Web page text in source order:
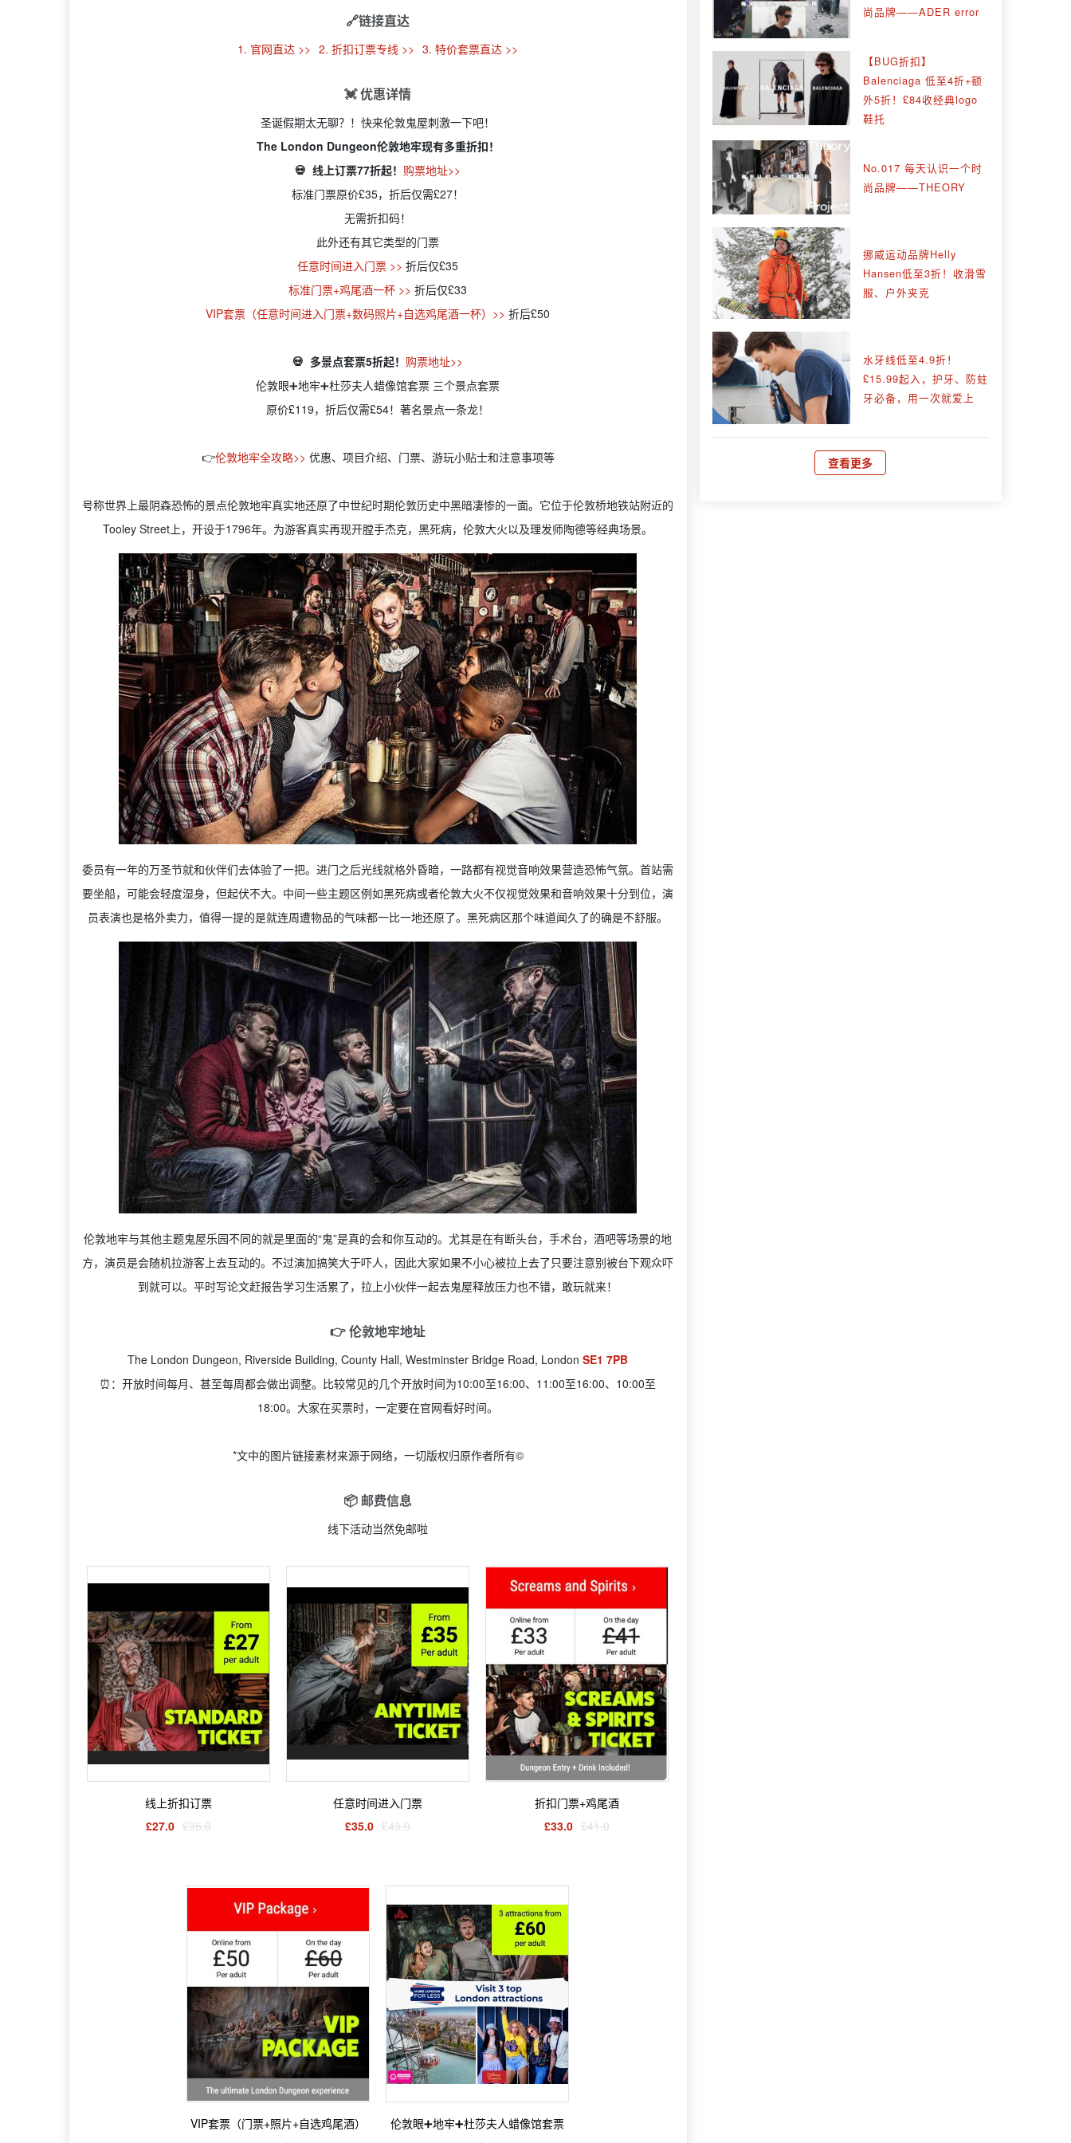
🔗链接直达
1. 官网直达 >> 2. 折扣订票专线 >> 3. 特价套票直达 >>
💓 优惠详情
圣诞假期太无聊？！快来伦敦鬼屋刺激一下吧！
The London Dungeon伦敦地牢现有多重折扣！
💀 线上订票77折起！ 购票地址>>
标准门票原价£35，折后仅需£27！
无需折扣码！
此外还有其它类型的门票
任意时间进入门票 >>折后仅£35
标准门票+鸡尾酒一杯 >> 折后仅£33
VIP套票（任意时间进入门票+数码照片+自选鸡尾酒一杯）>> 折后£50
💀 多景点套票5折起！ 购票地址>>
伦敦眼➕地牢➕杜莎夫人蜡像馆套票 三个景点套票
原价£119，折后仅需£54！著名景点一条龙！
👉伦敦地牢全攻略>> 优惠、项目介绍、门票、游玩小贴士和注意事项等
号称世界上最阴森恐怖的景点伦敦地牢真实地还原了中世纪时期伦敦历史中黑暗凄惨的一面。它位于伦敦桥地铁站附近的
Tooley Street上，开设于1796年。为游客真实再现开膛手杰克，黑死病，伦敦大火以及理发师陶德等经典场景。
委员有一年的万圣节就和伙伴们去体验了一把。进门之后光线就格外昏暗，一路都有视觉音响效果营造恐怖气氛。首站需
要坐船，可能会轻度湿身，但起伏不大。中间一些主题区例如黑死病或者伦敦大火不仅视觉效果和音响效果十分到位，演
员表演也是格外卖力，值得一提的是就连周遭物品的气味都一比一地还原了。黑死病区那个味道闻久了的确是不舒服。
伦敦地牢与其他主题鬼屋乐园不同的就是里面的“鬼”是真的会和你互动的。尤其是在有断头台，手术台，酒吧等场景的地
方，演员是会随机拉游客上去互动的。不过演加搞笑大于吓人，因此大家如果不小心被拉上去了只要注意别被台下观众吓
到就可以。平时写论文赶报告学习生活累了，拉上小伙伴一起去鬼屋释放压力也不错，敢玩就来！
👉 伦敦地牢地址
The London Dungeon, Riverside Building, County Hall, Westminster Bridge Road, LondonSE1 7PB
⏰：开放时间每月、甚至每周都会做出调整。比较常见的几个开放时间为10:00至16:00、11:00至16:00、10:00至
18:00。大家在买票时，一定要在官网看好时间。
*文中的图片链接素材来源于网络，一切版权归原作者所有©
📦 邮费信息
线下活动当然免邮啦
线上折扣订票
£27.0 £35.0
任意时间进入门票
£35.0 £43.0
折扣门票+鸡尾酒
£33.0 £41.0
VIP套票（门票+照片+自选鸡尾酒）
伦敦眼➕地牢➕杜莎夫人蜡像馆套票
尚品牌——ADER error
【BUG折扣】
Balenciaga 低至4折+额
外5折！£84收经典logo
鞋托
No.017 每天认识一个时
尚品牌——THEORY
挪威运动品牌Helly
Hansen低至3折！收滑雪
服、户外夹克
水牙线低至4.9折！
£15.99起入，护牙、防蛀
牙必备，用一次就爱上
查看更多